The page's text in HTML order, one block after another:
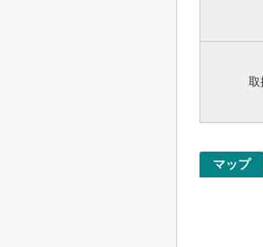
取
マップ